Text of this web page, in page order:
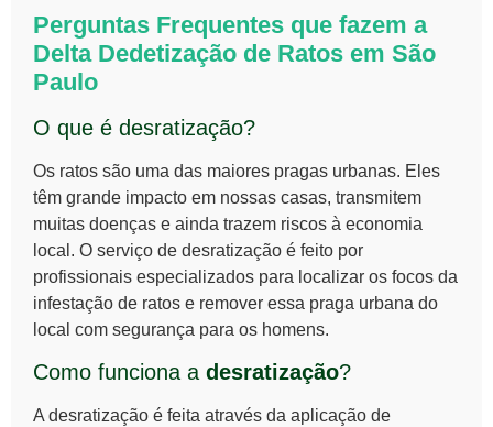
Perguntas Frequentes que fazem a
Delta Dedetização de Ratos em São
Paulo
O que é desratização?
Os ratos são uma das maiores pragas urbanas. Eles
têm grande impacto em nossas casas, transmitem
muitas doenças e ainda trazem riscos à economia
local. O serviço de desratização é feito por
profissionais especializados para localizar os focos da
infestação de ratos e remover essa praga urbana do
local com segurança para os homens.
Como funciona a desratização?
A desratização é feita através da aplicação de